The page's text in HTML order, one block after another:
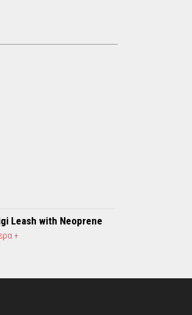
Leash with Neoprene
+